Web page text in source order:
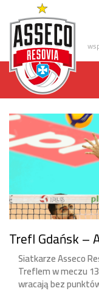
Trefl Gdańsk –
Siatkarze Asseco
Treflem w meczu
wracają bez